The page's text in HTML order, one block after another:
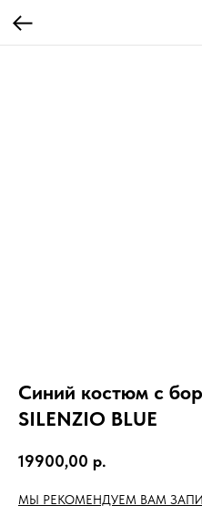
Синий костюм с
SILENZIO BLUE
19900,00 р.
МЫ РЕКОМЕНДУЕМ ВАМ